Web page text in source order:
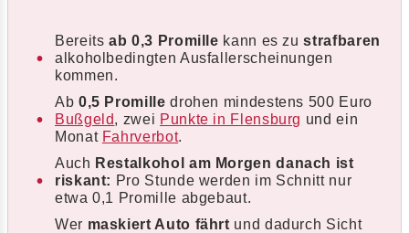
Bereitsab 0,3 Promille kann es zustrafbaren
alkoholbedingten Ausfallerscheinungen
kommen.
Ab 0,5 Promille drohen mindestens 500 Euro
Bußgeld, zwei Punkte in Flensburg und ein
Monat Fahrverbot.
Auch Restalkohol am Morgen danach ist
riskant: Pro Stunde werden im Schnitt nur
etwa 0,1 Promille abgebaut.
Wer maskiert Auto fährt und dadurch Sicht